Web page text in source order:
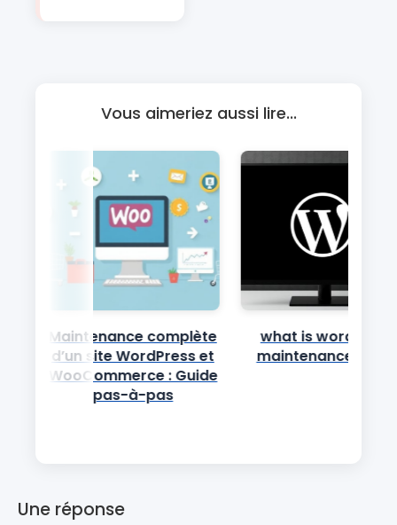
Vous aimeriez aussi lire...
Maintenance complète
d’un site WordPress et
WooCommerce : Guide
pas-à-pas
what is wordpress
maintenance mode
Une réponse